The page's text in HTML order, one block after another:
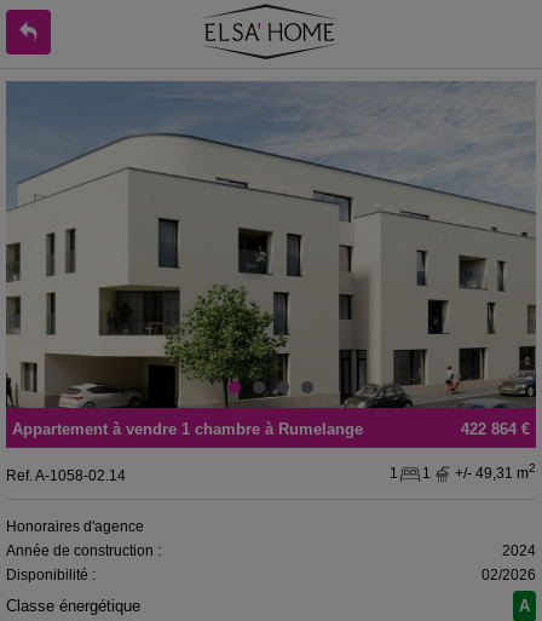
422 864 €
Appartement à vendre 1 chambre à Rumelange
Ref. A-1058-02.14 1 1 +/- 49,31 m2
Honoraires d'agence
Année de construction :
2024
Disponibilité :
02/2026
Classe énergétique A